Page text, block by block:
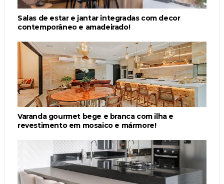
Salas de estar e jantar integradas com decor
contemporâneo e amadeirado!
Varanda gourmet bege e branca com ilha e
revestimento em mosaico e mármore!